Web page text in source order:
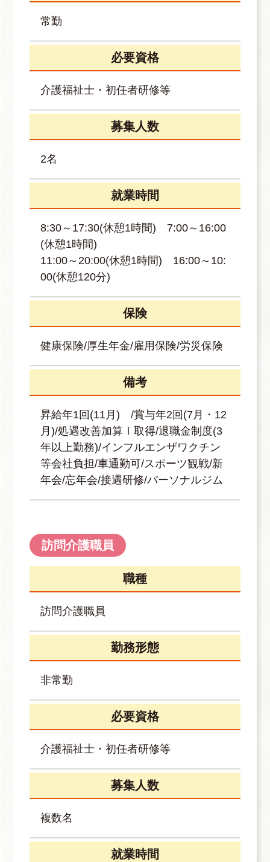
常勤
必要資格
介護福祉士・初任者研修等
募集人数
2名
就業時間
8:30～17:30(休憩1時間) 7:00～16:00
(休憩1時間)
11:00～20:00(休憩1時間) 16:00～10:
00(休憩120分)
保険
健康保険/厚生年金/雇用保険/労災保険
備考
昇給年1回(11月) /賞与年2回(7月・12
月)/処遇改善加算Ⅰ取得/退職金制度(3
年以上勤務)/インフルエンザワクチン
等会社負担/車通勤可/スポーツ観戦/新
年会/忘年会/接遇研修/パーソナルジム
訪問介護職員
職種
訪問介護職員
勤務形態
非常勤
必要資格
介護福祉士・初任者研修等
募集人数
複数名
就業時間